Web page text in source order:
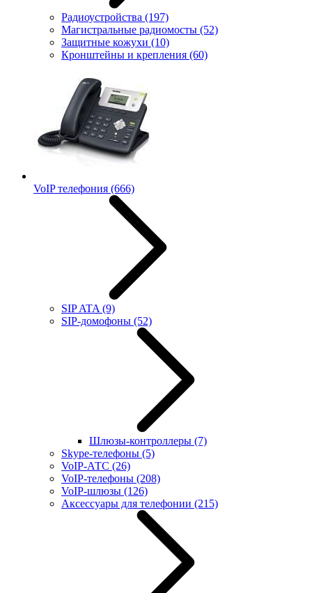
Радиоустройства (197)
Магистральные радиомосты (52)
Защитные кожухи (10)
Кронштейны и крепления (60)
VoIP телефония (666)
SIP ATA (9)
SIP-домофоны (52)
Шлюзы-контроллеры (7)
Skype-телефоны (5)
VoIP-АТС (26)
VoIP-телефоны (208)
VoIP-шлюзы (126)
Аксессуары для телефонии (215)